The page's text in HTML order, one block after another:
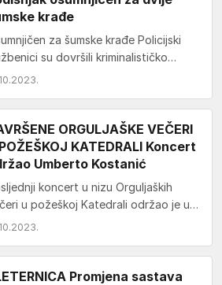
krađe
za šumske krađe Policijski
su dovršili kriminalističko
nad 33-godišnjim hrvatskim
se sumnjiči…
ORGULJAŠKE VEČERI
KATEDRALI Koncert
Umberto Kostanić
koncert u nizu Orguljaških
u požeškoj Katedrali održao je u
11. listopada orguljaš, čembalist i
Promjena sastava